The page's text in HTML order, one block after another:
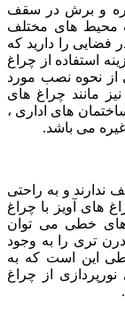
و برش در سقف
محیط های مختلف
را دارید که
استفاده از چراغ
از نحوه نصب مورد
مانند چراغ های
های اداری ،
می باشد.
ندارند و به راحتی
های آویز با چراغ
های خطی می توان
تری را به وجود
خطی این است که به
از چراغ